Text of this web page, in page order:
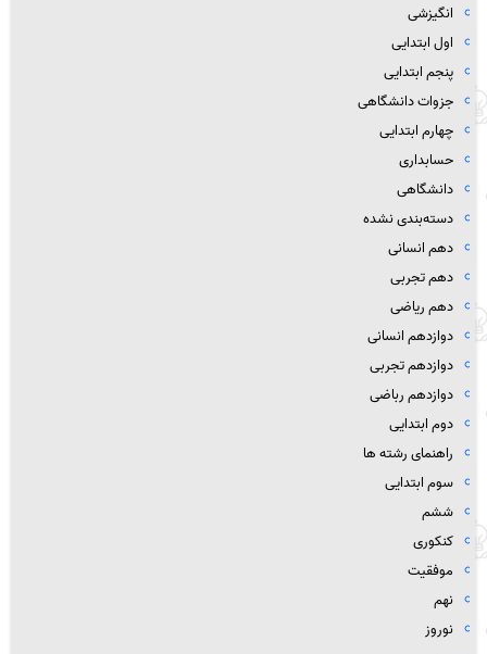
انگیزشی
اول ابتدایی
پنجم ابتدایی
جزوات دانشگاهی
چهارم ابتدایی
حسابداری
دانشگاهی
دسته‌بندی نشده
دهم انسانی
دهم تجربی
دهم ریاضی
دوازدهم انسانی
دوازدهم تجربی
دوازدهم رباضی
دوم ابتدایی
راهنمای رشته ها
سوم ابتدایی
ششم
کنکوری
موفقیت
نهم
نوروز